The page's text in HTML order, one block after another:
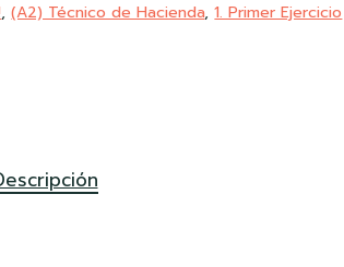
,(A2) Técnico de Hacienda,1. Primer Ejercicio